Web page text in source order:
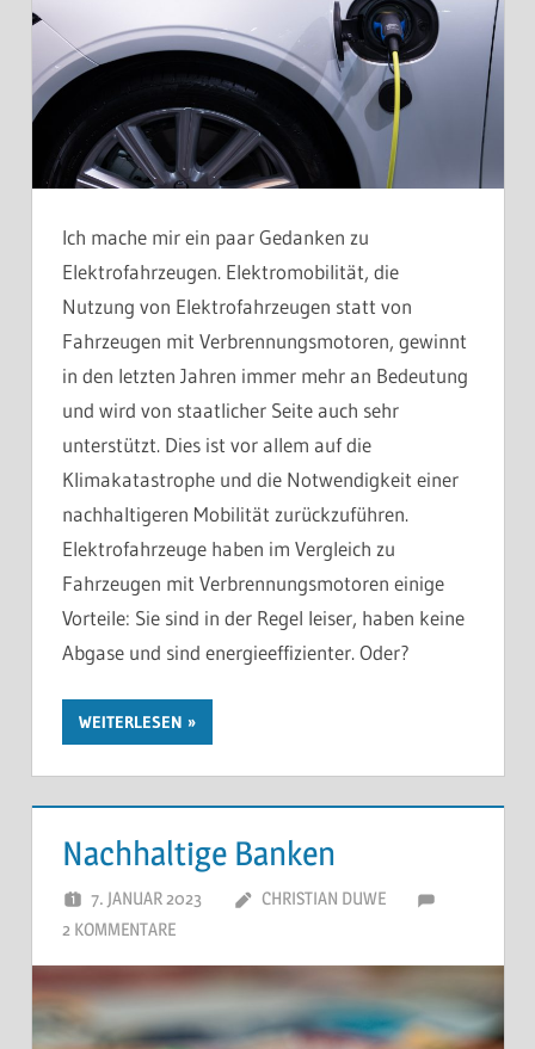
Ich mache mir ein paar Gedanken zu
Elektrofahrzeugen. Elektromobilität, die
Nutzung von Elektrofahrzeugen statt von
Fahrzeugen mit Verbrennungsmotoren, gewinnt
in den letzten Jahren immer mehr an Bedeutung
und wird von staatlicher Seite auch sehr
unterstützt. Dies ist vor allem auf die
Klimakatastrophe und die Notwendigkeit einer
nachhaltigeren Mobilität zurückzuführen.
Elektrofahrzeuge haben im Vergleich zu
Fahrzeugen mit Verbrennungsmotoren einige
Vorteile: Sie sind in der Regel leiser, haben keine
Abgase und sind energieeffizienter. Oder?
WEITERLESEN
Nachhaltige Banken
7. JANUAR 2023
CHRISTIAN DUWE
2 KOMMENTARE